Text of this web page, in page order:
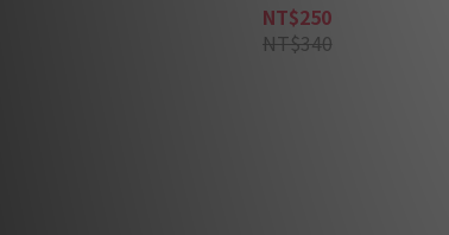
NT$250
NT$340